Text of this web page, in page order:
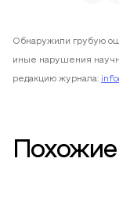
Обнаружили грубую
иные нарушения
редакцию журнала: